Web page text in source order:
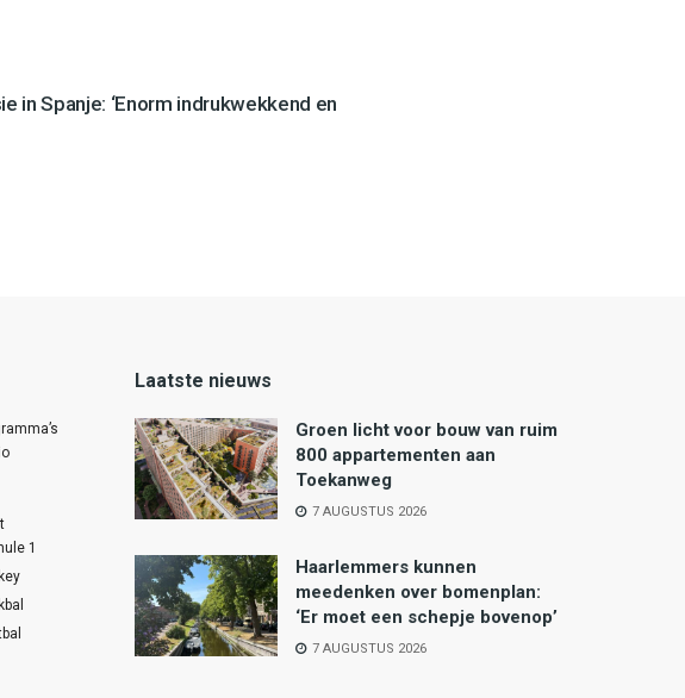
in Spanje: ‘Enorm indrukwekkend en
1
Laatste nieuws
Groen licht voor bouw van ruim
800 appartementen aan
Toekanweg
7 AUGUSTUS 2026
Haarlemmers kunnen
meedenken over bomenplan:
‘Er moet een schepje bovenop’
7 AUGUSTUS 2026